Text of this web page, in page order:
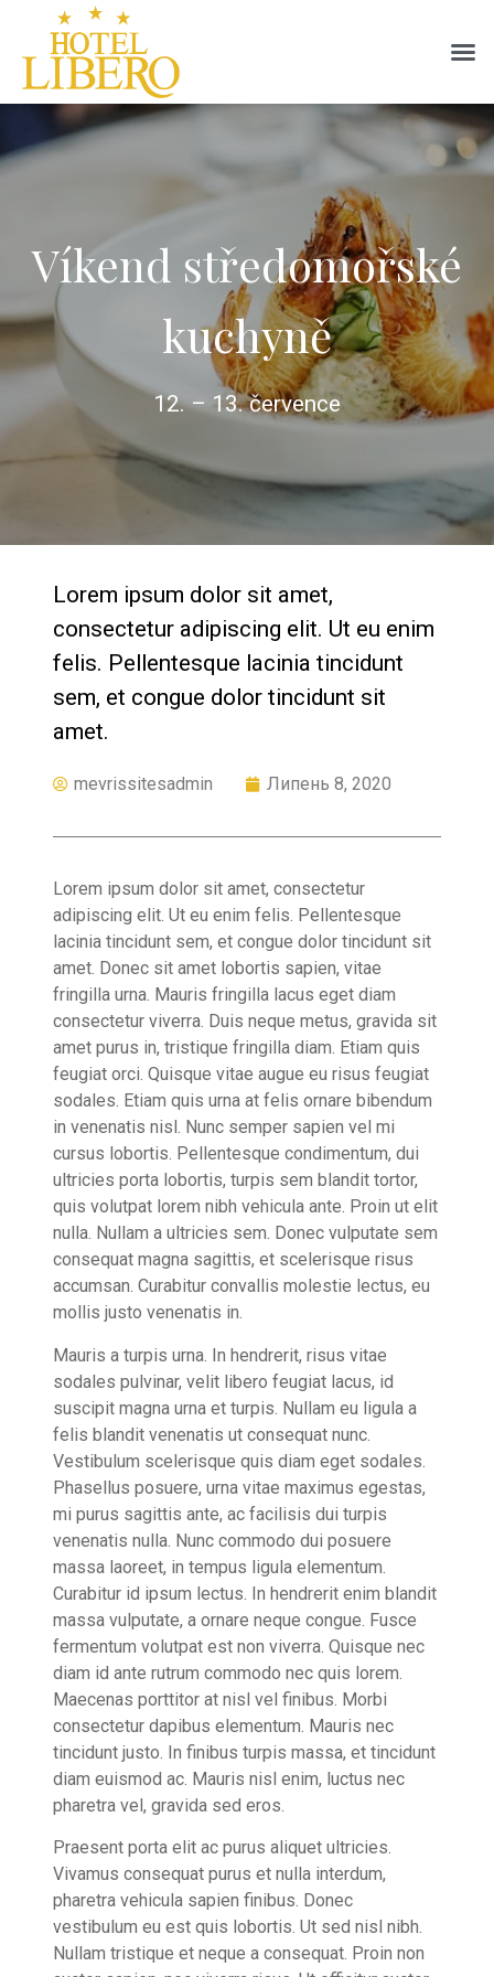
Víkend středomořské
kuchyně
12. – 13. července
Lorem ipsum dolor sit amet,
consectetur adipiscing elit. Ut eu enim
felis. Pellentesque lacinia tincidunt
sem, et congue dolor tincidunt sit
amet.
mevrissitesadmin Липень 8, 2020
Lorem ipsum dolor sit amet, consectetur
adipiscing elit. Ut eu enim felis. Pellentesque
lacinia tincidunt sem, et congue dolor tincidunt sit
amet. Donec sit amet lobortis sapien, vitae
fringilla urna. Mauris fringilla lacus eget diam
consectetur viverra. Duis neque metus, gravida sit
amet purus in, tristique fringilla diam. Etiam quis
feugiat orci. Quisque vitae augue eu risus feugiat
sodales. Etiam quis urna at felis ornare bibendum
in venenatis nisl. Nunc semper sapien vel mi
cursus lobortis. Pellentesque condimentum, dui
ultricies porta lobortis, turpis sem blandit tortor,
quis volutpat lorem nibh vehicula ante. Proin ut elit
nulla. Nullam a ultricies sem. Donec vulputate sem
consequat magna sagittis, et scelerisque risus
accumsan. Curabitur convallis molestie lectus, eu
mollis justo venenatis in.
Mauris a turpis urna. In hendrerit, risus vitae
sodales pulvinar, velit libero feugiat lacus, id
suscipit magna urna et turpis. Nullam eu ligula a
felis blandit venenatis ut consequat nunc.
Vestibulum scelerisque quis diam eget sodales.
Phasellus posuere, urna vitae maximus egestas,
mi purus sagittis ante, ac facilisis dui turpis
venenatis nulla. Nunc commodo dui posuere
massa laoreet, in tempus ligula elementum.
Curabitur id ipsum lectus. In hendrerit enim blandit
massa vulputate, a ornare neque congue. Fusce
fermentum volutpat est non viverra. Quisque nec
diam id ante rutrum commodo nec quis lorem.
Maecenas porttitor at nisl vel finibus. Morbi
consectetur dapibus elementum. Mauris nec
tincidunt justo. In finibus turpis massa, et tincidunt
diam euismod ac. Mauris nisl enim, luctus nec
pharetra vel, gravida sed eros.
Praesent porta elit ac purus aliquet ultricies.
Vivamus consequat purus et nulla interdum,
pharetra vehicula sapien finibus. Donec
vestibulum eu est quis lobortis. Ut sed nisl nibh.
Nullam tristique et neque a consequat. Proin non